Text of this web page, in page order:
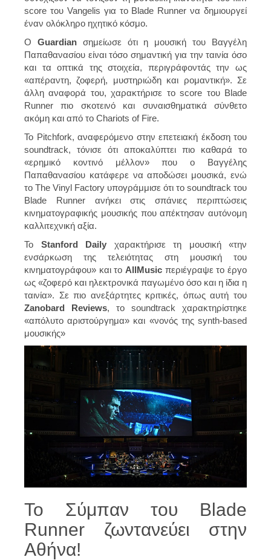
score του Vangelis για το Blade Runner να δημιουργεί
έναν ολόκληρο ηχητικό κόσμο.
Ο Guardianσημείωσε ότι η μουσική του Βαγγέλη
Παπαθανασίου είναι τόσο σημαντική για την ταινία όσο
και τα οπτικά της στοιχεία, περιγράφοντάς την ως
«απέραντη, ζοφερή, μυστηριώδη και ρομαντική». Σε
άλλη αναφορά του, χαρακτήρισε το score του Blade
Runner πιο σκοτεινό και συναισθηματικά σύνθετο
ακόμη και από το Chariots of Fire.
Το Pitchfork, αναφερόμενο στην επετειακή έκδοση του
soundtrack, τόνισε ότι αποκαλύπτει πιο καθαρά το
«ερημικό κοντινό μέλλον» που ο Βαγγέλης
Παπαθανασίου κατάφερε να αποδώσει μουσικά, ενώ
το The Vinyl Factory υπογράμμισε ότι το soundtrack του
Blade Runner ανήκει στις σπάνιες περιπτώσεις
κινηματογραφικής μουσικής που απέκτησαν αυτόνομη
καλλιτεχνική αξία.
Το Stanford Daily χαρακτήρισε τη μουσική «την
ενσάρκωση της τελειότητας στη μουσική του
κινηματογράφου» και το AllMusic περιέγραψε το έργο
ως «ζοφερό και ηλεκτρονικά παγωμένο όσο και η ίδια η
ταινία». Σε πιο ανεξάρτητες κριτικές, όπως αυτή του
Zanobard Reviews, το soundtrack χαρακτηρίστηκε
«απόλυτο αριστούργημα» και «νονός της synth-based
μουσικής»
Το Σύμπαν του Blade
Runner ζωντανεύει στην
Αθήνα!